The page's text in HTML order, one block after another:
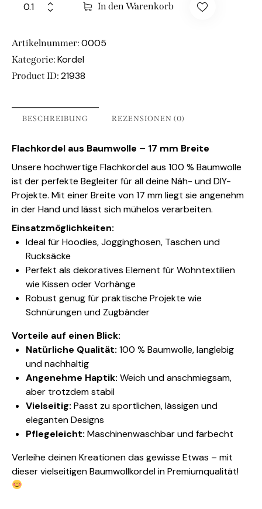
In den Warenkorb
Artikelnummer: 0005
Kategorie: Kordel
Product ID: 21938
BESCHREIBUNG REZENSIONEN (0)
Flachkordel aus Baumwolle – 17 mm Breite
Unsere hochwertige Flachkordel aus 100 % Baumwolle
ist der perfekte Begleiter für all deine Näh- und DIY-
Projekte. Mit einer Breite von 17 mm liegt sie angenehm
in der Hand und lässt sich mühelos verarbeiten.
Einsatzmöglichkeiten:
Ideal für Hoodies, Jogginghosen, Taschen und
Rucksäcke
Perfekt als dekoratives Element für Wohntextilien
wie Kissen oder Vorhänge
Robust genug für praktische Projekte wie
Schnürungen und Zugbänder
Vorteile auf einen Blick:
Natürliche Qualität: 100 % Baumwolle, langlebig
und nachhaltig
Angenehme Haptik: Weich und anschmiegsam,
aber trotzdem stabil
Vielseitig: Passt zu sportlichen, lässigen und
eleganten Designs
Pflegeleicht: Maschinenwaschbar und farbecht
Verleihe deinen Kreationen das gewisse Etwas – mit
dieser vielseitigen Baumwollkordel in Premiumqualität!